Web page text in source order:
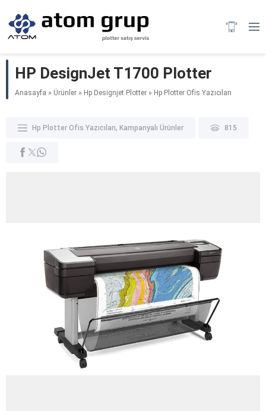
HP DesignJet T1700 Plotter
Anasayfa » Ürünler » Hp Designjet Plotter » Hp Plotter Ofis Yazıcıları
Hp Plotter Ofis Yazıcıları, Kampanyalı Ürünler 815